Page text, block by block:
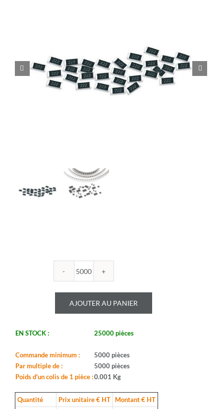
 
quantité
ROYALOHM
-
R1206B
Boitier:
1206
-
2,61Kohm
-
AJOUTER AU PANIER
EN STOCK : 25000 pièces
Commande minimum :
5000 pièces
Par multiple de :
5000 pièces
Poids d'un colis de 1 pièce :0.001 Kg
Quantité Prix unitaire € HT
Montant € HT